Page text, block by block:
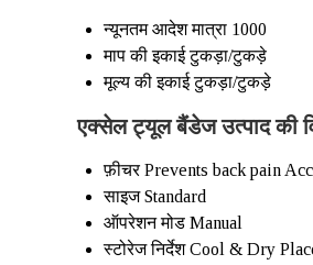
न्यूनतम आदेश मात्रा 1000
माप की इकाई टुकड़ा/टुकड़े
मूल्य की इकाई टुकड़ा/टुकड़े
एक्सेल ट्यूल बैंडेज उत्पाद की
फ़ीचर Prevents back pain
साइज Standard
ऑपरेशन मोड Manual
स्टोरेज निर्देश Cool & Dry